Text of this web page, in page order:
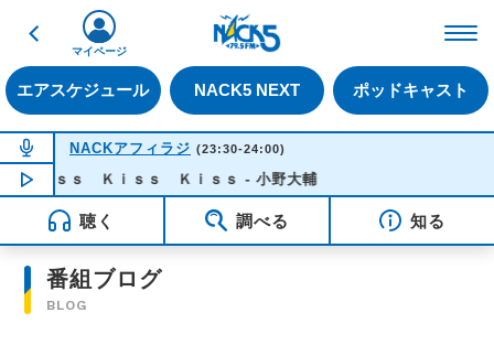
戻る
エアスケジュール NACK5 NEXT ポッドキャスト
マイページ
NOW ON AIR
NACKアフィラジ (23:30-24:00)
NOW PLAYING 23:50
Ｋｉｓｓ Ｋｉｓｓ Ｋｉｓｓ - 小野大輔
聴く 調べる 知る
番組ブログ
BLOG